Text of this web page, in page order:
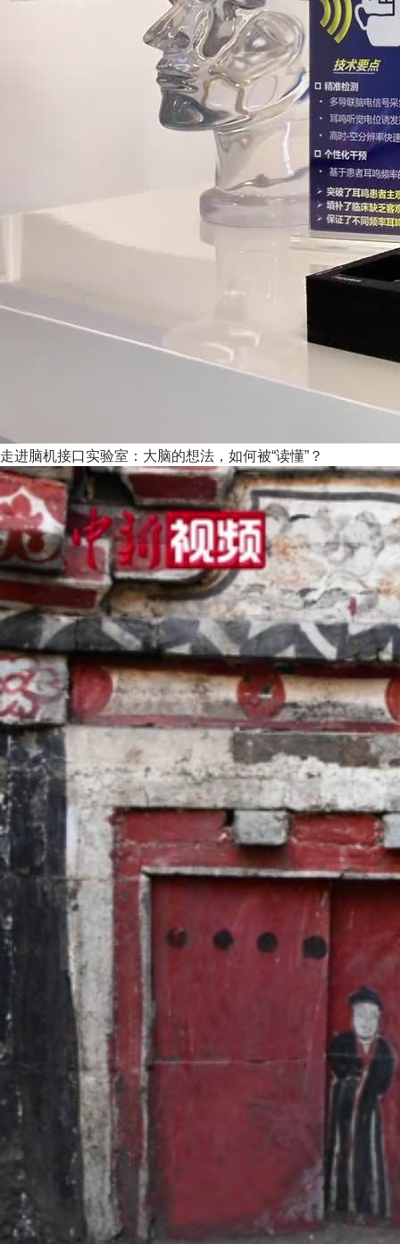
走进脑机接口实验室：大脑的想法，如何被“读懂”？